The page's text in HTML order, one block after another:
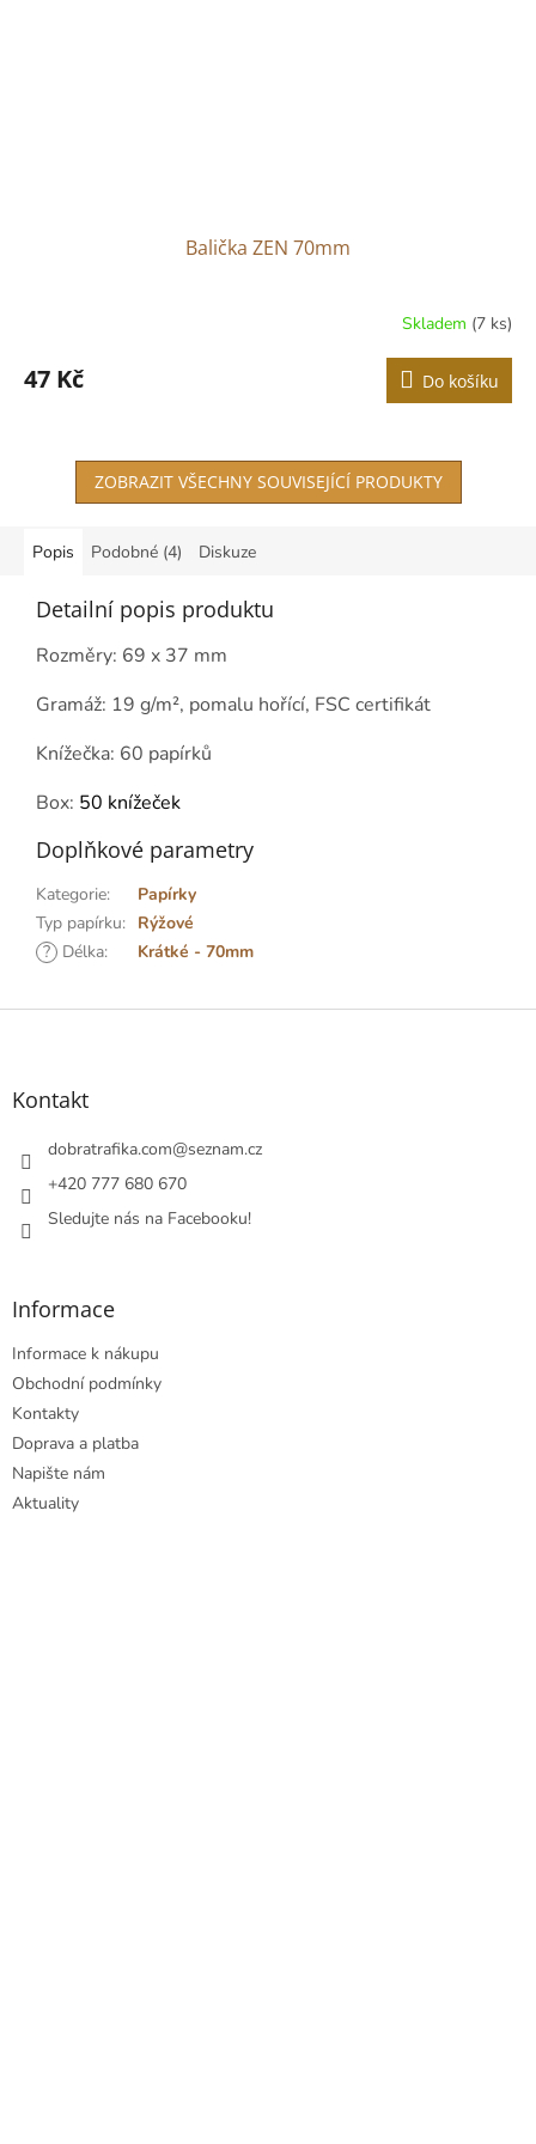
Balička ZEN 70mm
Skladem (7 ks)
47 Kč Do košíku
ZOBRAZIT VŠECHNY SOUVISEJÍCÍ PRODUKTY
Popis Podobné (4) Diskuze
Detailní popis produktu
Rozměry: 69 x 37 mm
Gramáž: 19 g/m², pomalu hořící, FSC certifikát
Knížečka: 60 papírků
Box: 50 knížeček
Doplňkové parametry
Kategorie:
Papírky
Typ papírku: Rýžové
? Délka: Krátké - 70mm
Z
Kontakt
dobratrafika.com@seznam.cz
+420 777 680 670
Sledujte nás na Facebooku!
Informace
Informace k nákupu
Obchodní podmínky
Kontakty
Doprava a platba
Napište nám
Aktuality